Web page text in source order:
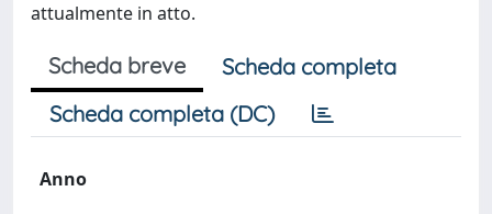
attualmente in atto.
Scheda breve
Scheda completa
Scheda completa (DC)
Anno